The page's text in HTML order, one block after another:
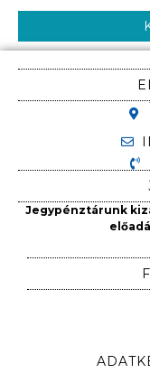
Jegypénztárunk